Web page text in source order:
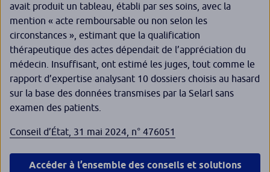
avait produit un tableau, établi par ses soins, avec la
mention « acte remboursable ou non selon les
circonstances », estimant que la qualification
thérapeutique des actes dépendait de l’appréciation du
médecin. Insuffisant, ont estimé les juges, tout comme le
rapport d’expertise analysant 10 dossiers choisis au hasard
sur la base des données transmises par la Selarl sans
examen des patients.
Conseil d’État, 31 mai 2024, n° 476051
Accéder à l’ensemble des conseils et solutions